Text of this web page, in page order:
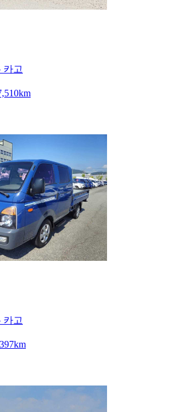
카고
카고